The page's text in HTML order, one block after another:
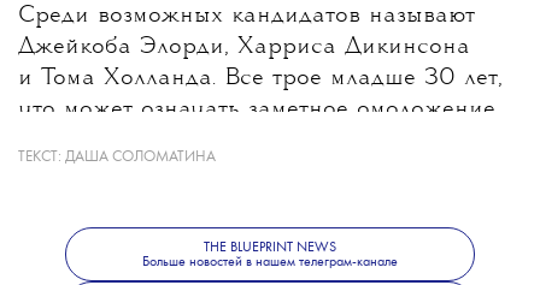
Среди возможных кандидатов называют
Джейкоба Элорди, Харриса Дикинсона
и Тома Холланда. Все трое младше 30 лет,
что может означать заметное омоложение
не исключают, что роль получит
неизвестный широкой публике актер.
ТЕКСТ: ДАША СОЛОМАТИНА
THE BLUEPRINT NEWS
Больше новостей в нашем телеграм-канале